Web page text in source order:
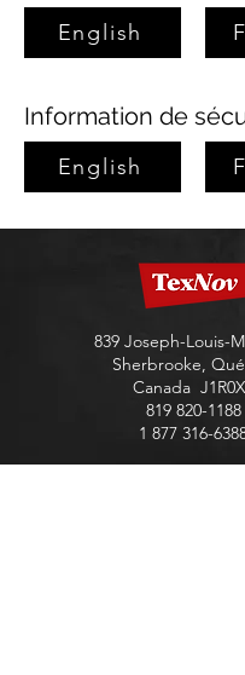
English
Information de
English
839 Joseph-Louis-
Sherbrooke,
Canada
819 820-1188
1 877 316-